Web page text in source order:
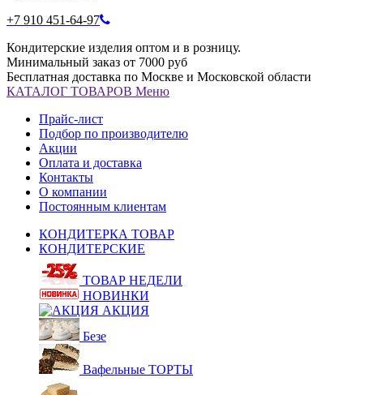
+7 910 451-64-97
Кондитерские изделия оптом и в розницу.
Минимальный заказ от 7000 руб
Бесплатная доставка по Москве и Московской области
КАТАЛОГ ТОВАРОВ Меню
Прайс-лист
Подбор по производителю
Акции
Оплата и доставка
Контакты
О компании
Постоянным клиентам
КОНДИТЕРКА ТОВАР
КОНДИТЕРСКИЕ
ТОВАР НЕДЕЛИ
НОВИНКИ
АКЦИЯ
Безе
Вафельные ТОРТЫ